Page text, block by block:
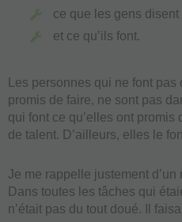
ce que les gens disent
et ce qu’ils font.
Les personnes qui ne font
promis de faire, ne sont pas
qui font ce qu’elles ont
de talent. D’ailleurs, elles le
Je me rappelle justement
Dans toutes les tâches qui
n’était pas du tout doué. Il